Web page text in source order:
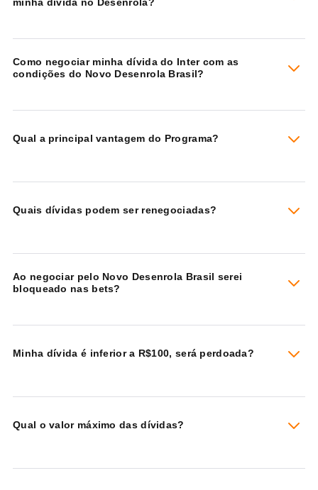
Como negociar minha dívida do Inter com as
condições do Novo Desenrola Brasil?
Qual a principal vantagem do Programa?
Quais dívidas podem ser renegociadas?
Ao negociar pelo Novo Desenrola Brasil serei
bloqueado nas bets?
Minha dívida é inferior a R$100, será perdoada?
Qual o valor máximo das dívidas?